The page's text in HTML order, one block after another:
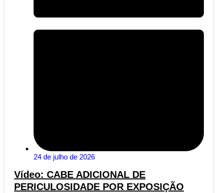
24 de julho de 2026
Vídeo: CABE ADICIONAL DE
PERICULOSIDADE POR EXPOSIÇÃO